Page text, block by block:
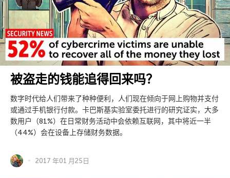
被盗走的钱能追得回来吗？
数字时代给人们带来了种种便利，人们现在倾向于网上购物并支付
或通过手机银行付款。卡巴斯基实验室委托进行的研究证实，大多
数用户（81%）在日常财务活动中会依赖互联网，其中将近一半
（44%）会在设备上存储财务数据。
2017 年01 月25日